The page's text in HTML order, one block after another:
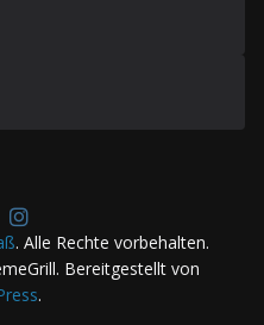
. Alle Rechte vorbehalten.
Bereitgestellt von
.